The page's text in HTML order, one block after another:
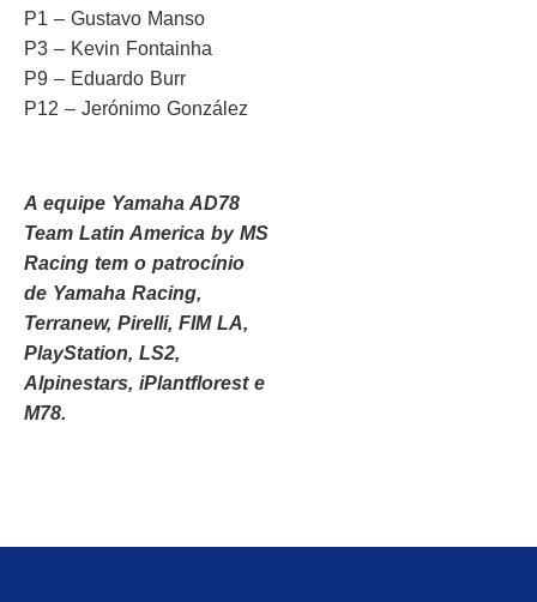
P1 – Gustavo Manso
P3 – Kevin Fontainha
P9 – Eduardo Burr
P12 – Jerónimo González
A equipe Yamaha AD78
Team Latin America by MS
Racing tem o patrocínio
de Yamaha Racing,
Terranew, Pirelli, FIM LA,
PlayStation, LS2,
Alpinestars, iPlantflorest e
M78.